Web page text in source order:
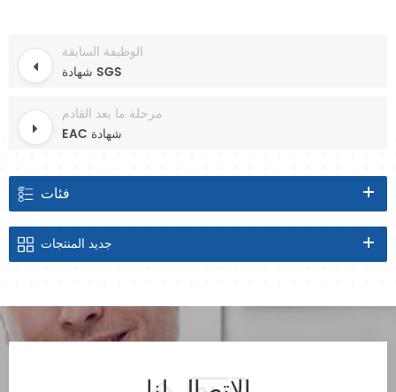
الوظيفة السابقة
شهادة SGS
مرحلة ما بعد القادم
EAC شهادة
فئات
جديد المنتجات